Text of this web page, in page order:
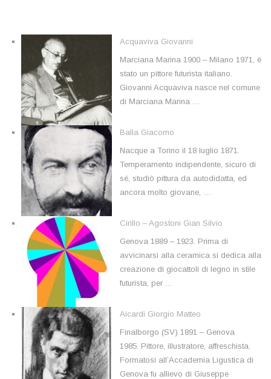
Acquaviva Giovanni
Marciana Marina 1900 – Milano 1971, è
stato un pittore futurista italiano.
Giovanni Acquaviva nasce nel comune
di Marciana Marina …
Balla Giacomo
Nacque a Torino il 18 luglio 1871.
Temperamento indipendente, sicuro di
sé, studiò pittura da autodidatta, ed
ancora molto giovane, …
Cirillo – Agostoni Gian Silvio
Genova 1889 – 1923. Prima di
avvicinarsi alla ceramica si dedica alla
creazione di giocattoli di legno in stile
futurista, per …
Aicardi Giorgio Matteo
Finalborgo (SV) 1891 – Genova
1985. Pittore, illustratore, affreschista.
Formatosi all’Accademia Ligustica di
Genova fu allievo di Giuseppe